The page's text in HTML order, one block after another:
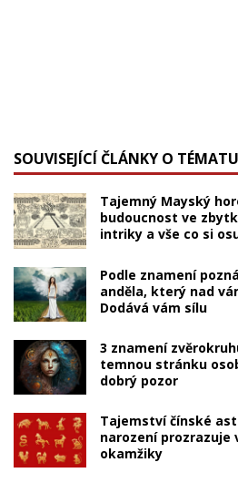
SOUVISEJÍCÍ ČLÁNKY O
Tajemný Mayský
budoucnost ve
intriky a vše co si
Podle znamení
anděla, který nad
Dodává vám sílu
3 znamení
temnou stránku
dobrý pozor
Tajemství čínské
narození prozrazuje
okamžiky